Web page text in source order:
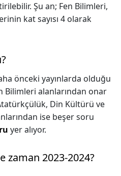
Şu an; Fen Bilimleri,
kat sayısı 4 olarak
önceki yayınlarda olduğu
Bilimleri alanlarından onar
Din Kültürü ve
ise beşer soru
yer alıyor.
zaman 2023-2024?